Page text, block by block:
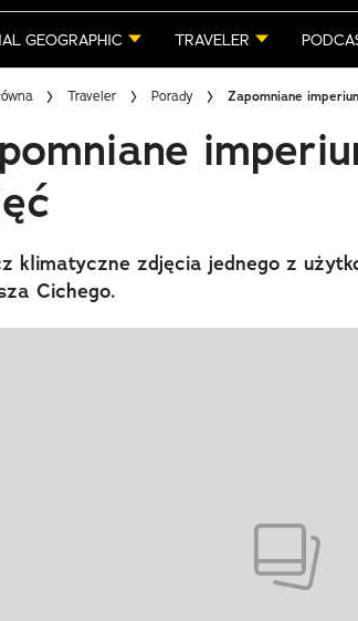
GEOGRAPHIC TRAVELER
Traveler Porady Zapomniane
klimatyczne zdjęcia jednego z
Cichego.